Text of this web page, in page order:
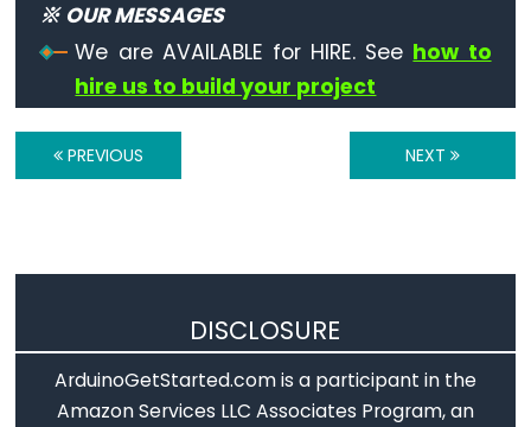
름)
String
access)
큰)
>=
※ OUR MESSAGES
We are AVAILABLE for HIRE. See how to
hire us to build your project
PREVIOUS NEXT
DISCLOSURE
ArduinoGetStarted.com is a participant in the
Amazon Services LLC Associates Program, an